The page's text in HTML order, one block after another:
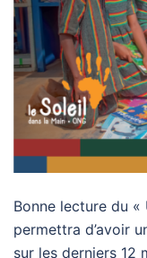
Bonne lecture du
permettra d’avoir
sur les derniers 12